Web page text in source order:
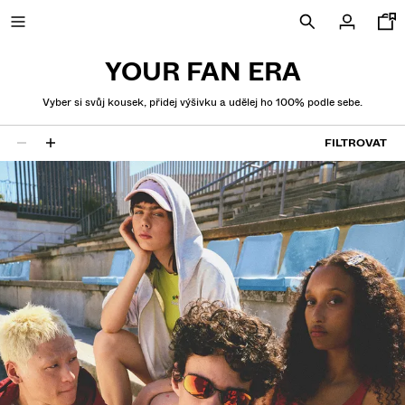
YOUR FAN ERA
Vyber si svůj kousek, přidej výšivku a udělej ho 100% podle sebe.
24 výsledky FILTROVAT
NOVINKY
COMBO WINS %
VŠE
A POLOKOŠILE
A KARDIGANY